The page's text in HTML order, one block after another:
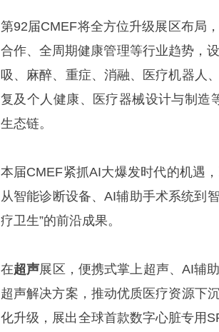
第92届CMEF将全方位升级展区布局
合作、全周期健康管理等行业趋势，
吸、麻醉、重症、消融、医疗机器人
复及个人健康、医疗器械设计与制造
生态链。
本届CMEF紧抓AI大爆发时代的机遇
从智能诊断设备、AI辅助手术系统到
疗卫生”的前沿成果。
在超声展区，便携式掌上超声、AI辅
超声解决方案，推动优质医疗资源下沉
化升级，展出全球首款数字心脏专用